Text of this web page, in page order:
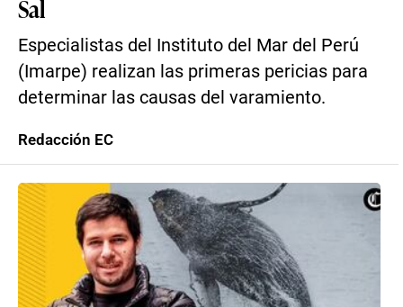
Sal
Especialistas del Instituto del Mar del Perú
(Imarpe) realizan las primeras pericias para
determinar las causas del varamiento.
Redacción EC